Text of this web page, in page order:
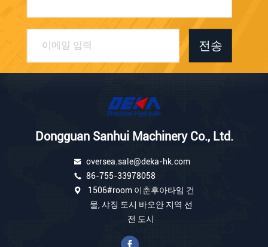
전송
Dongguan Sanhui Machinery Co., Ltd.
oversea.sale@deka-hk.com
86-755-33978058
1506#room 이춘후아타임 건
물, 샤징 도시 바오안 지역 선
전 도시